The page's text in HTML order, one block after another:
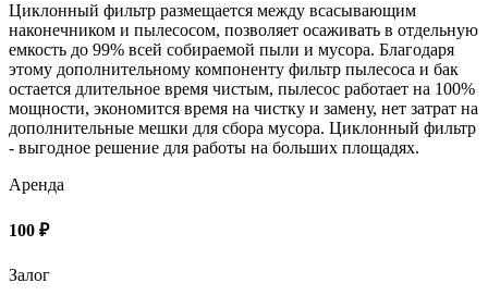
Циклонный фильтр размещается между всасывающим
наконечником и пылесосом, позволяет осаживать в отдельную
емкость до 99% всей собираемой пыли и мусора. Благодаря
этому дополнительному компоненту фильтр пылесоса и бак
остается длительное время чистым, пылесос работает на 100%
мощности, экономится время на чистку и замену, нет затрат на
дополнительные мешки для сбора мусора. Циклонный фильтр
- выгодное решение для работы на больших площадях.
Аренда
100 ₽
Залог